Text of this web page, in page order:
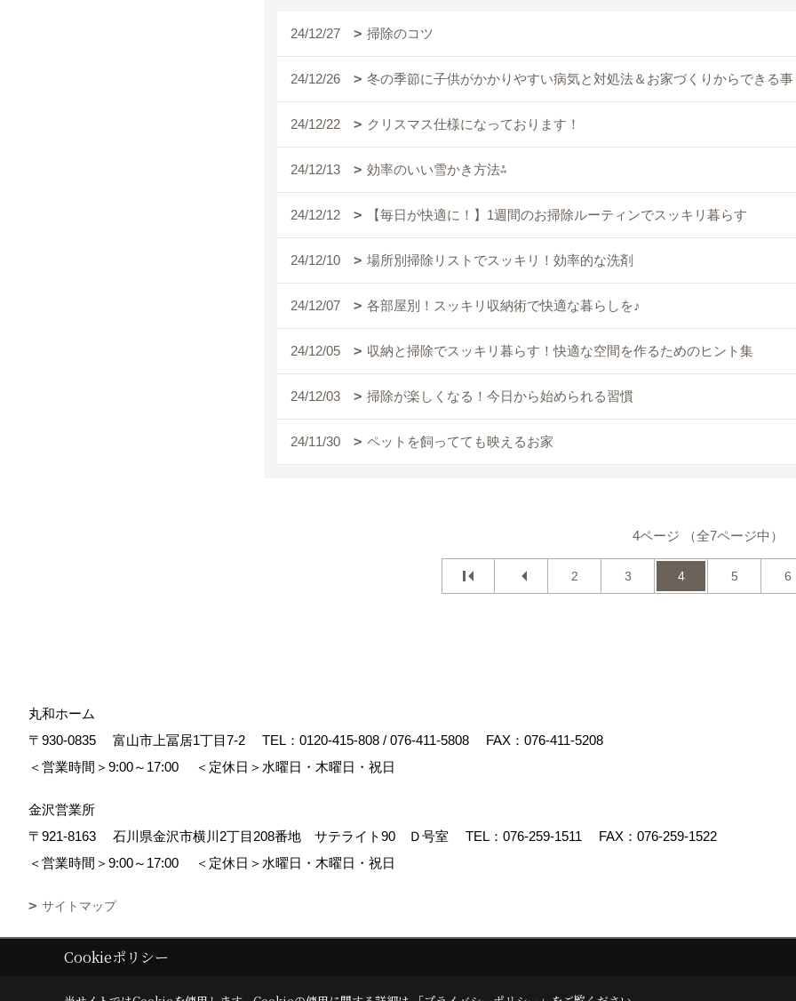
24/12/27 掃除のコツ
24/12/26 冬の季節に子供がかかりやすい病気と対処法＆お家づくりからできる事
24/12/22 クリスマス仕様になっております！
24/12/13 効率のいい雪かき方法⁂
24/12/12 【毎日が快適に！】1週間のお掃除ルーティンでスッキリ暮らす
24/12/10 場所別掃除リストでスッキリ！効率的な洗剤
24/12/07 各部屋別！スッキリ収納術で快適な暮らしを♪
24/12/05 収納と掃除でスッキリ暮らす！快適な空間を作るためのヒント集
24/12/03 掃除が楽しくなる！今日から始められる習慣
24/11/30 ペットを飼ってても映えるお家
4ページ （全7ページ中）
2 3 4 5 6
丸和ホーム
〒930-0835
富山市上冨居1丁目7-2 TEL： 0120-415-808 / 076-411-5808
FAX：076-411-5208
＜営業時間＞9:00～17:00
＜定休日＞水曜日・木曜日・祝日
金沢営業所
〒921-8163
石川県金沢市横川2丁目208番地 サテライト90 Ｄ号室 TEL： 076-259-1511
FAX：076-259-1522
＜営業時間＞9:00～17:00
＜定休日＞水曜日・木曜日・祝日
サイトマップ
Copyright (c) maruwa-home. All Rights Reserved.
Cookieポリシー